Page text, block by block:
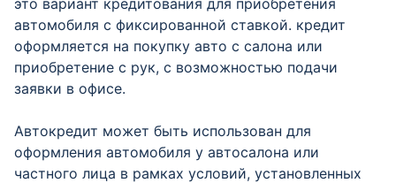
ОБУ Алмалык
Ташкентская область, город Алмалык, проспект Амира
Темура, 31 (Ориентир: Офис "Ucell")
ОБУ Андижан
Андижан, улица шох Амир Темура, 42
это вариант кредитования для приобретения
автомобиля с фиксированной ставкой. кредит
оформляется на покупку авто с салона или
приобретение с рук, с возможностью подачи
заявки в офисе.
Автокредит может быть использован для
оформления автомобиля у автосалона или
частного лица в рамках условий, установленных